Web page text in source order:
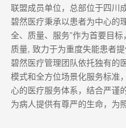
联盟成员单位，总部位于四川成
碧然医疗秉承以患者为中心的
全、质量、服务”作为首要目
质量, 致力于为重度失能患者
碧然医疗管理团队依托独有的
模式和全方位场景化服务标准
心的医疗服务体系，结合严谨
为病人提供有尊严的生命，为